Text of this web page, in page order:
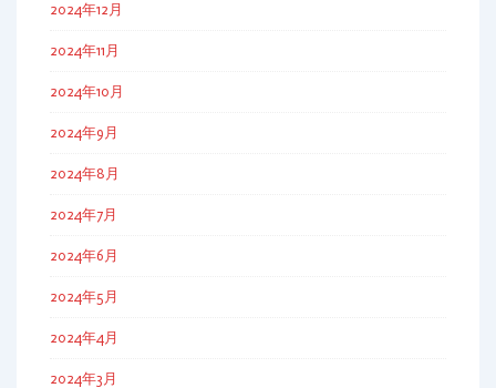
2024年12月
2024年11月
2024年10月
2024年9月
2024年8月
2024年7月
2024年6月
2024年5月
2024年4月
2024年3月